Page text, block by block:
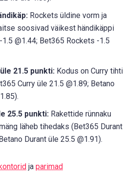
Rockets üldine vorm ja
soosivad väikest händikäppi
@1.44; Bet365 Rockets -1.5
21.5 punkti: Kodus on Curry tihti
Curry üle 21.5 @1.89; Betano
25.5 punkti: Rakettide rünnaku
läheb tihedaks (Bet365 Durant
Durant üle 25.5 @1.91).
ja parimad